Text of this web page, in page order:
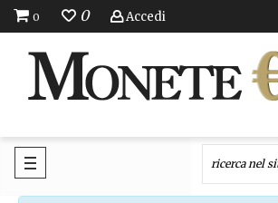
0 0 Accedi